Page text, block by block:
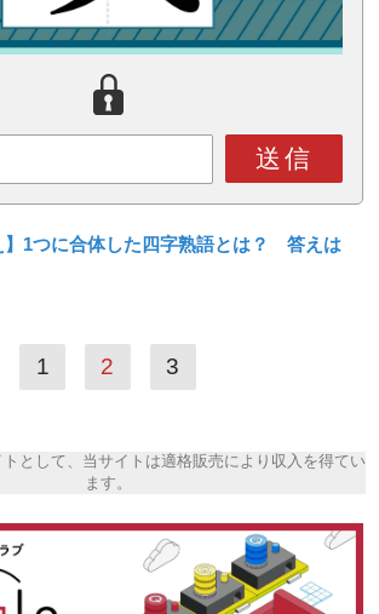
送信
】1つに合体した四字熟語とは？ 答えは
1 2 3
として、当サイトは適格販売により収入を得てい
ます。